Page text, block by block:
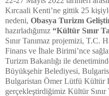
Kırcaali Kenti’ne gittik 25
nedeni, Obasya Turizm
hazırladığımız “Kültür Sınır
Sınır Tanımaz projemizi, T.C.
Finans ve İhale Birimi’nce
Turizm Bakanlığı ile
Büyükşehir Belediyesi,
Bulgaristan Ömer Lütfü Kültür
gerçekleştirdiğimiz Kültür